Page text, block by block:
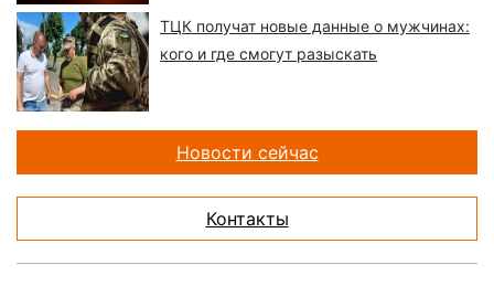
ТЦК получат новые данные о мужчинах:
кого и где смогут разыскать
Новости сейчас
Контакты